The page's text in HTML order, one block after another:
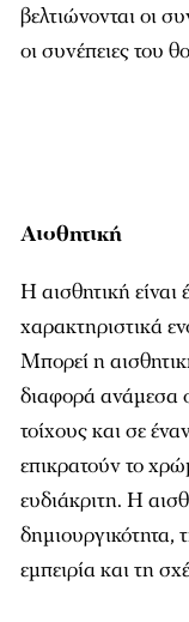
βελτιώνονται οι
οι συνέπειες του
Αισθητική
Η αισθητική
χαρακτηριστικά
Μπορεί η
διαφορά ανάµεσα
τοίχους και σε
επικρατούν το
ευδιάκριτη. Η
δηµιουργικότητα,
εµπειρία και τη